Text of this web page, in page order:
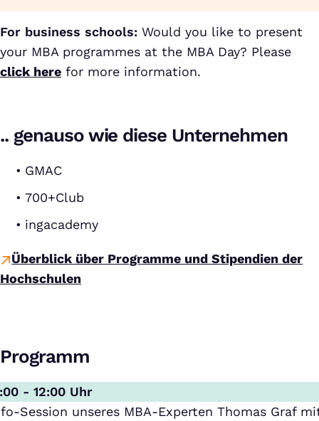
For business schools: Would you like to present
your MBA programmes at the MBA Day? Please
click here for more information.
.. genauso wie diese Unternehmen
GMAC
700+Club
ingacademy
Überblick über Programme und Stipendien der
Hochschulen
Programm
- 12:00 Uhr
Session unseres MBA-Experten Thomas Graf